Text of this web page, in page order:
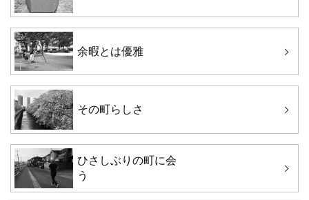
余暇とは優雅
その町らしさ
ひさしぶりの町に会
う